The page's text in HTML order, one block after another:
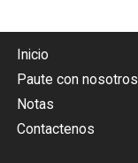
Inicio
Paute con nosotros
Notas
Contactenos